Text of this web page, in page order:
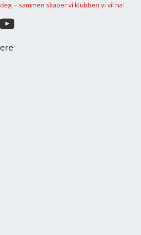
– sammen skaper vi klubben vi vil ha!
YouTube